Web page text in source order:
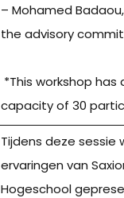
– Mohamed
the advisory
*This workshop has
capacity of 30
Tijdens deze sessie
ervaringen van
Hogeschool